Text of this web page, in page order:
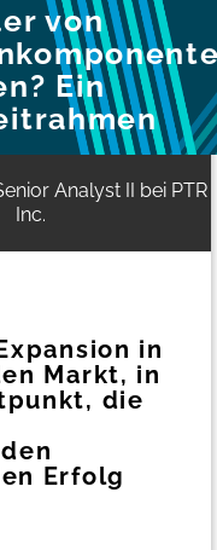
von
Ein
Analyst II bei PTR
Inc.
in
Markt, in
die
Erfolg